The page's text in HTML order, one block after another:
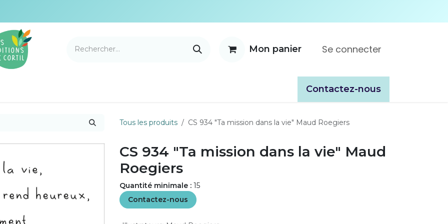
Mon panier Se connecter
Catalogues
​​Contactez-nous
Tous les produits CS 934 "Ta mission dans la vie" Maud Roegiers
CS 934 "Ta mission dans la vie" Maud
Roegiers
Quantité minimale : 15
Contactez-nous